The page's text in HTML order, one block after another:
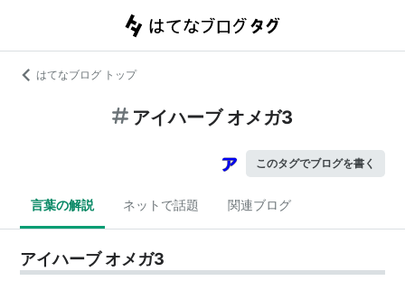
はてなブログ トップ
アイハーブ オメガ3
このタグでブログを書く
言葉の解説 ネットで話題 関連ブログ
アイハーブ オメガ3